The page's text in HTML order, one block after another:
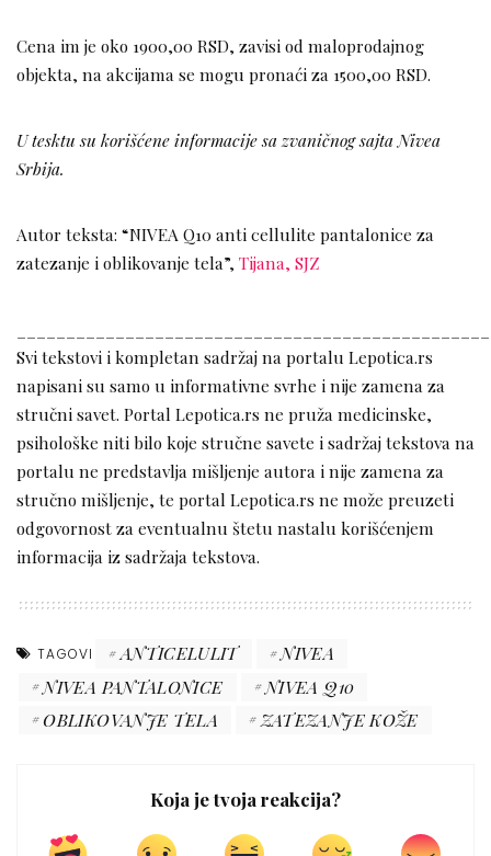
Cena im je oko 1900,00 RSD, zavisi od maloprodajnog
objekta, na akcijama se mogu pronaći za 1500,00 RSD.
U tesktu su korišćene informacije sa zvaničnog sajta Nivea
Srbija.
Autor teksta: “NIVEA Q10 anti cellulite pantalonice za
zatezanje i oblikovanje tela”, Tijana, SJZ
Svi tekstovi i kompletan sadržaj na portalu Lepotica.rs
napisani su samo u informativne svrhe i nije zamena za
stručni savet. Portal Lepotica.rs ne pruža medicinske,
psihološke niti bilo koje stručne savete i sadržaj tekstova na
portalu ne predstavlja mišljenje autora i nije zamena za
stručno mišljenje, te portal Lepotica.rs ne može preuzeti
odgovornost za eventualnu štetu nastalu korišćenjem
informacija iz sadržaja tekstova.
TAGOVI ANTICELULIT
NIVEA
NIVEA PANTALONICE
NIVEA Q10
OBLIKOVANJE TELA
ZATEZANJE KOŽE
Koja je tvoja reakcija?